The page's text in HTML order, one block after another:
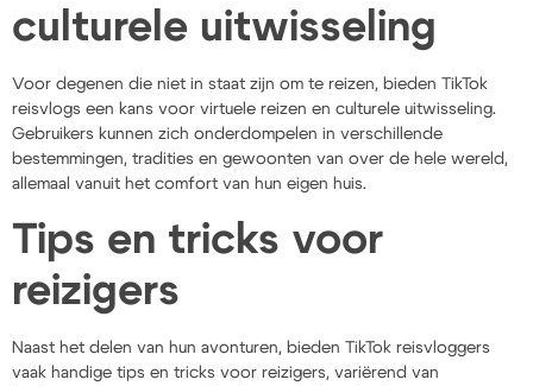
culturele uitwisseling
Voor degenen die niet in staat zijn om te reizen, bieden TikTok
reisvlogs een kans voor virtuele reizen en culturele uitwisseling.
Gebruikers kunnen zich onderdompelen in verschillende
bestemmingen, tradities en gewoonten van over de hele wereld,
allemaal vanuit het comfort van hun eigen huis.
Tips en tricks voor
reizigers
Naast het delen van hun avonturen, bieden TikTok reisvloggers
vaak handige tips en tricks voor reizigers, variërend van